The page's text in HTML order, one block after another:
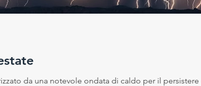
e sicurezza sui luoghi di la Cambiamento climatico
da una notevole ondata di caldo per il persistere